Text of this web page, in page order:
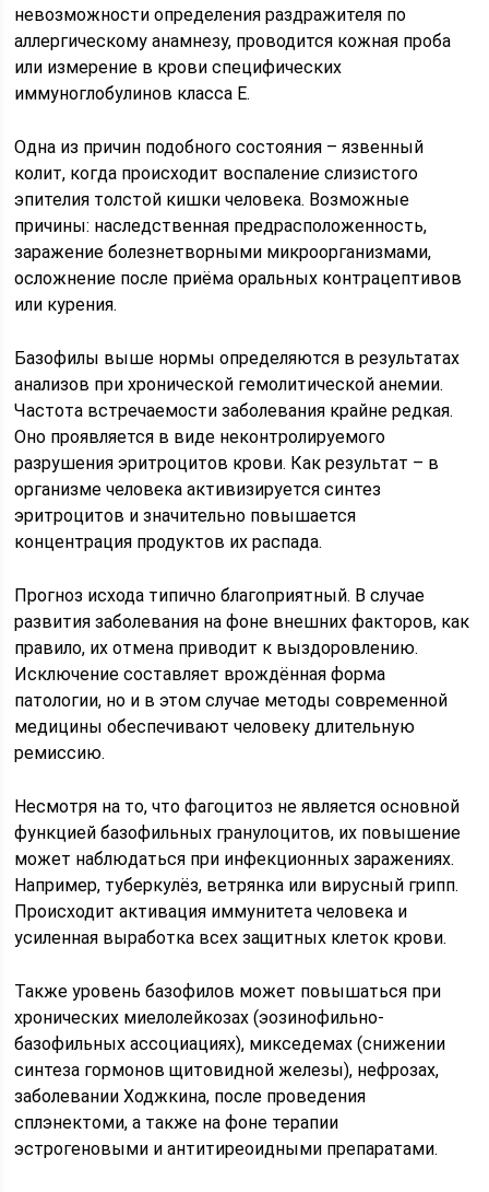
невозможности определения раздражителя по
аллергическому анамнезу, проводится кожная проба
или измерение в крови специфических
иммуноглобулинов класса Е.
Одна из причин подобного состояния – язвенный
колит, когда происходит воспаление слизистого
эпителия толстой кишки человека. Возможные
причины: наследственная предрасположенность,
заражение болезнетворными микроорганизмами,
осложнение после приёма оральных контрацептивов
или курения.
Базофилы выше нормы определяются в результатах
анализов при хронической гемолитической анемии.
Частота встречаемости заболевания крайне редкая.
Оно проявляется в виде неконтролируемого
разрушения эритроцитов крови. Как результат – в
организме человека активизируется синтез
эритроцитов и значительно повышается
концентрация продуктов их распада.
Прогноз исхода типично благоприятный. В случае
развития заболевания на фоне внешних факторов, как
правило, их отмена приводит к выздоровлению.
Исключение составляет врождённая форма
патологии, но и в этом случае методы современной
медицины обеспечивают человеку длительную
ремиссию.
Несмотря на то, что фагоцитоз не является основной
функцией базофильных гранулоцитов, их повышение
может наблюдаться при инфекционных заражениях.
Например, туберкулёз, ветрянка или вирусный грипп.
Происходит активация иммунитета человека и
усиленная выработка всех защитных клеток крови.
Также уровень базофилов может повышаться при
хронических миелолейкозах (эозинофильно-
базофильных ассоциациях), микседемах (снижении
синтеза гормонов щитовидной железы), нефрозах,
заболевании Ходжкина, после проведения
сплэнектоми, а также на фоне терапии
эстрогеновыми и антитиреоидными препаратами.